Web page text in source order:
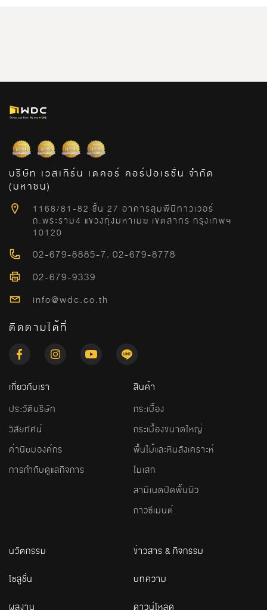
บริษัท เวสเทิร์น เดคอร์ คอร์ปอเรชั่น จำกัด
(มหาชน)
1168/81-82 ชั้น 27 อาคารลุมพีนีทาวเวอร์
ถ.พระราม4 แขวงทุ่งมหาเมฆ เขตสาทร กรุงเทพฯ
10120
02-679-8885-7, 02-679-8778
02-679-9339
info@wdc.co.th
ติดตามได้ที่
เกี่ยวกับเรา
ประวัติบริษัท
วิสัยทัศน์
ค่านิยมองค์กร
การกำกับดูแลกิจการ
สินค้า
กระเบื้อง
กระเบื้องขนาดใหญ่
พื้นไม้และหินสังเคราะห์
โมเสก
ลามิเนตปิดพื้นผิว
กาวซีเมนต์
นวัตกรรม
โซลูชั่น
ผลงาน
ข่าวสาร & กิจกรรม
บทความ
ดาวน์โหลด